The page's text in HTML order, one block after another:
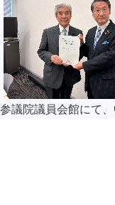
参議院議員会館にて